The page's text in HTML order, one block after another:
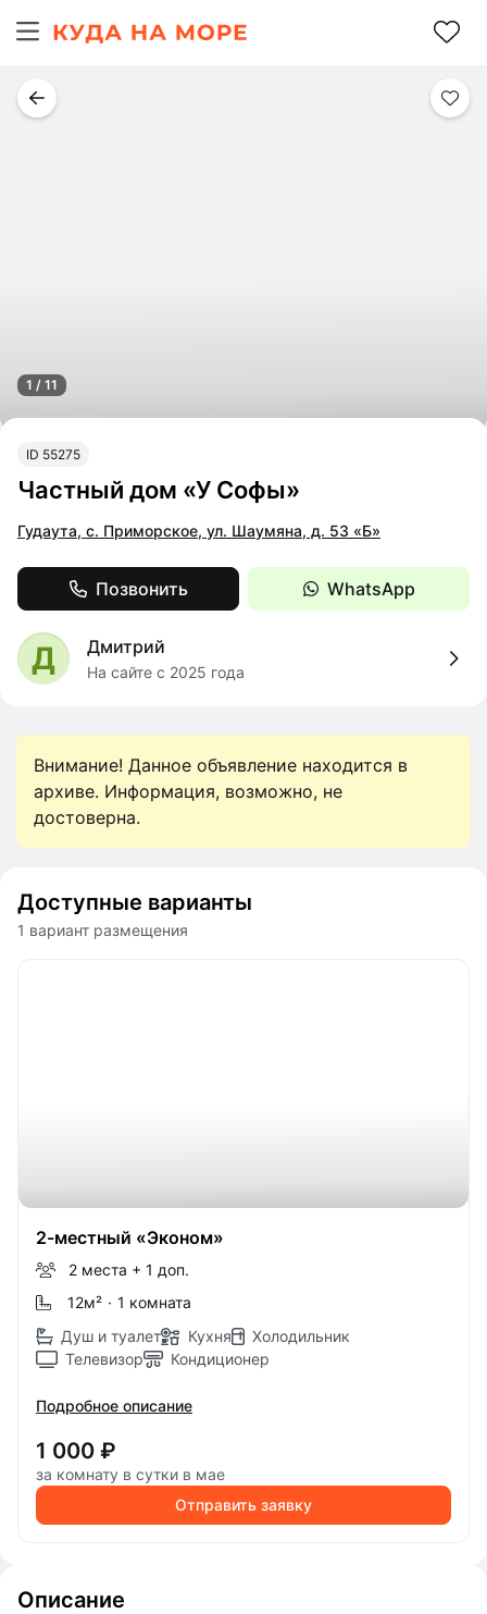
ID 55275
Частный дом «У Софы»
Гудаута, с. Приморское, ул. Шаумяна, д. 53 «Б»
Позвонить WhatsApp
Д Дмитрий
На сайте с 2025 года
1 / 11
Внимание! Данное объявление находится в
архиве. Информация, возможно, не
достоверна.
Доступные варианты
1 вариант размещения
2-местный «Эконом»
2 места + 1 доп.
12м² · 1 комната
Душ и туалет
Кухня
Холодильник
Телевизор
Кондиционер
Подробное описание
1 000 ₽
за комнату в сутки в мае
Отправить заявку
Описание